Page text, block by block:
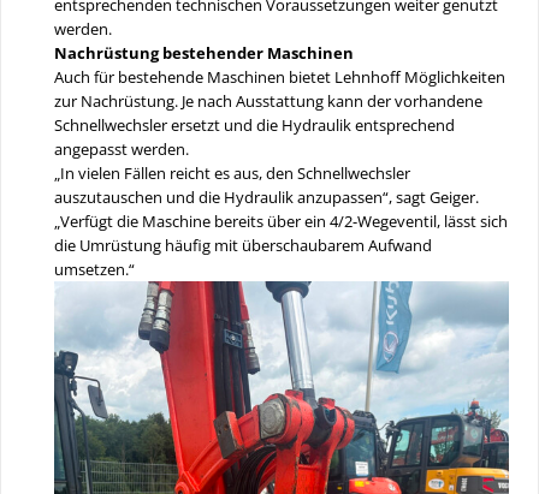
entsprechenden technischen Voraussetzungen weiter genutzt
werden.
Nachrüstung bestehender Maschinen
Auch für bestehende Maschinen bietet Lehnhoff Möglichkeiten
zur Nachrüstung. Je nach Ausstattung kann der vorhandene
Schnellwechsler ersetzt und die Hydraulik entsprechend
angepasst werden.
„In vielen Fällen reicht es aus, den Schnellwechsler
auszutauschen und die Hydraulik anzupassen“, sagt Geiger.
„Verfügt die Maschine bereits über ein 4/2-Wegeventil, lässt sich
die Umrüstung häufig mit überschaubarem Aufwand
umsetzen.“